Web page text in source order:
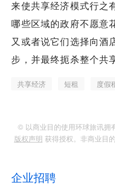
来使共享经济模式行之
哪些区域的政府不愿意
又或者说它们选择向酒
步，并最终扼杀整个共
共享经济 短租 度假
© 以商业目的使用环球旅讯拥
版权声明 获得授权。非商业目
企业招聘